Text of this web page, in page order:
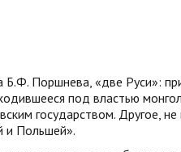
Поршнева, «две Руси»:
под властью
государством. Другое,
и Польшей».